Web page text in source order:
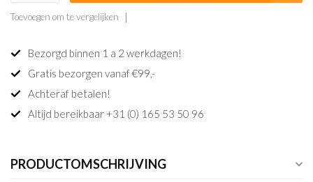
Toevoegen om te vergelijken
Bezorgd binnen 1 a 2 werkdagen!
Gratis bezorgen vanaf €99,-
Achteraf betalen!
Altijd bereikbaar +31 (0) 165 53 50 96
PRODUCTOMSCHRIJVING